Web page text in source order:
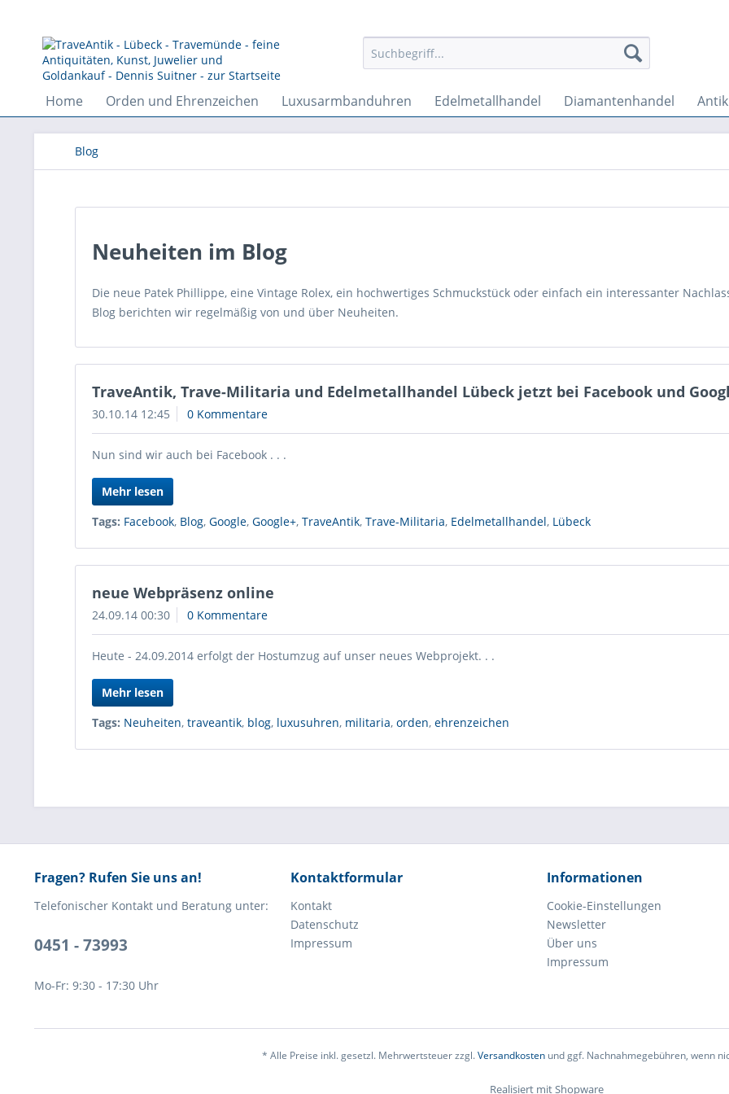
Home Orden und Ehrenzeichen Luxusarmbanduhren Edelmetallhandel Diamantenhandel
Blog
Neuheiten im Blog
Die neue Patek Phillippe, eine Vintage Rolex, ein hochwertiges Schmuckstück oder einfach ein interessanter
Blog berichten wir regelmäßig von und über Neuheiten.
TraveAntik, Trave-Militaria und Edelmetallhandel Lübeck jetzt bei Facebook und
30.10.14 12:45 0 Kommentare
Nun sind wir auch bei Facebook . . .
Mehr lesen
Tags: Facebook, Blog, Google, Google+, TraveAntik, Trave-Militaria, Edelmetallhandel, Lübeck
neue Webpräsenz online
24.09.14 00:30 0 Kommentare
Heute - 24.09.2014 erfolgt der Hostumzug auf unser neues Webprojekt. . .
Mehr lesen
Tags: Neuheiten, traveantik, blog, luxusuhren, militaria, orden, ehrenzeichen
Fragen? Rufen Sie uns an!
Telefonischer Kontakt und Beratung unter:
0451 - 73993
Mo-Fr: 9:30 - 17:30 Uhr
Kontaktformular
Kontakt
Datenschutz
Impressum
Informationen
Cookie-Einstellungen
Newsletter
Über uns
Impressum
* Alle Preise inkl. gesetzl. Mehrwertsteuer zzgl.Versandkostenund ggf. Nachnahmegebühren, wenn
Realisiert mit Shopware